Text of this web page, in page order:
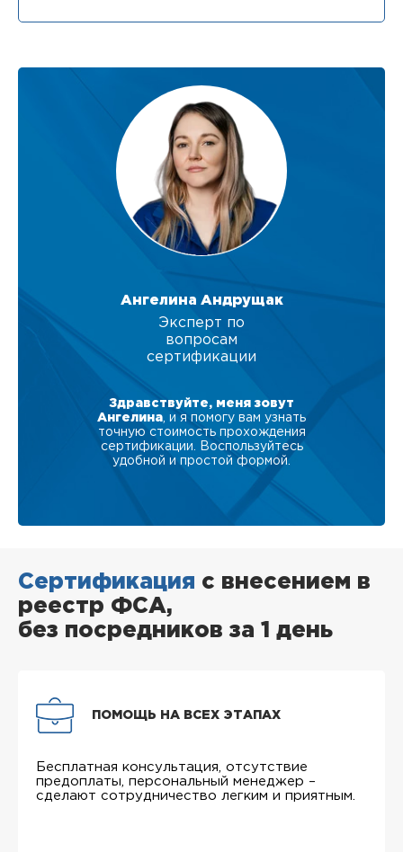
Ангелина Андрущак
Эксперт по
вопросам
сертификации
Здравствуйте, меня зовут
Ангелина , и я помогу вам узнать
точную стоимость прохождения
сертификации. Воспользуйтесь
удобной и простой формой.
Сертификация с внесением в
реестр ФСА,
без посредников за 1 день
ПОМОЩЬ НА ВСЕХ ЭТАПАХ
Бесплатная консультация, отсутствие
предоплаты, персональный менеджер –
сделают сотрудничество легким и приятным.